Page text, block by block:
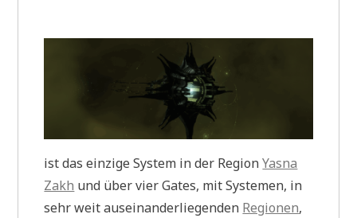
ist das einzige System in der RegionYasna
Zakh und über vier Gates, mit Systemen, in
sehr weit auseinanderliegenden Regionen,